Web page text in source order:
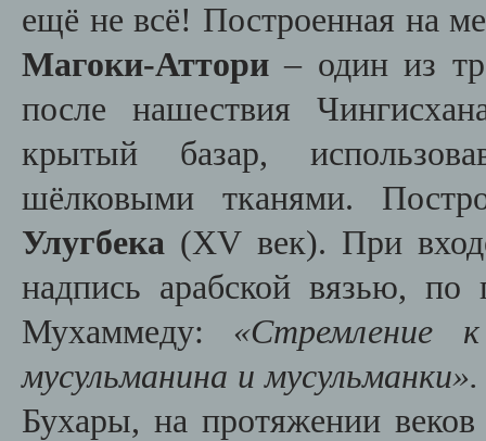
ещё не всё! Построенная на
Магоки-Аттори – один из
после нашествия
крытый базар,
шёлковыми тканями.
Улугбека (XV век). При
надпись арабской вязью,
Мухаммеду: «Стремление
мусульманина и мусульманки».
Бухары, на протяжении